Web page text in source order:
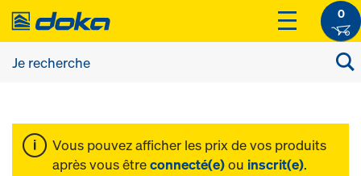
0
Vous pouvez afficher les prix de vos produits
après vous êtreconnecté(e)ou inscrit(e).